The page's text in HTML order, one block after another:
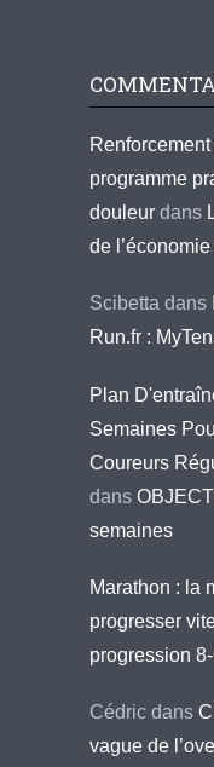
programme
douleur dans
de
Scibetta dans
Run.fr :
Plan
Semaines
Coureurs
dans
semaines
Marathon : la
progresser
progression
Cédric dans
vague de